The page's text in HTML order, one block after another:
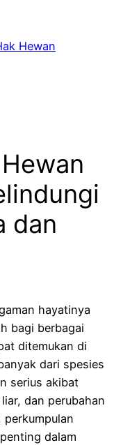
Hewan
dan
hayatinya
bagi berbagai
ditemukan di
dari spesies
serius akibat
dan perubahan
dalam